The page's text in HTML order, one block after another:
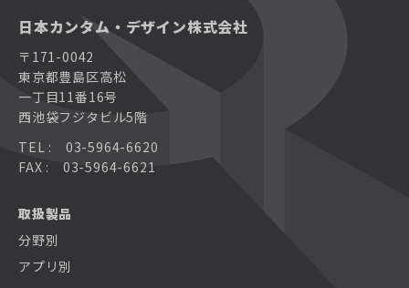
コンパクト走査型トンネル顕微鏡 NaioSTM
対物レンズ型原子間力顕微鏡 LensAFM
MCQ社製 ガスミキサ
Nanosurf社製 原子間力顕微鏡AFM
カスタム原子間力顕微鏡 NaniteAFM
カスタム原子間力顕微鏡(AFM)システム
散乱型近接場光顕微鏡 neaSCOPE+s
ナノリサーチ原子間力顕微鏡 FlexAFM
多機能コンパクト原子間力顕微鏡 CoreAFM
散乱型近接場光顕微鏡 neaSCOPE+s
PSG社製 ガス測定用パーツ – ガスクーラー
PSG社製 ガス測定用パーツ – サンプリングプローブ
MCQ社製 ガスミキサ
Nanosurf社製 原子間力顕微鏡AFM
Integra
超電導マグネット（ソレノイド型マグネット、スプリット
ペアマグネット、ベクトルマグネット）
Sample Protectスイッチング ユニット
取扱製品
分野別
アプリ別
日本カンタム・デザイン株式会社
〒171-0042
東京都豊島区高松
一丁目11番16号
西池袋フジタビル5階
TEL : 03-5964-6620
FAX : 03-5964-6621